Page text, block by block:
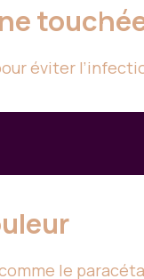
éviter
le